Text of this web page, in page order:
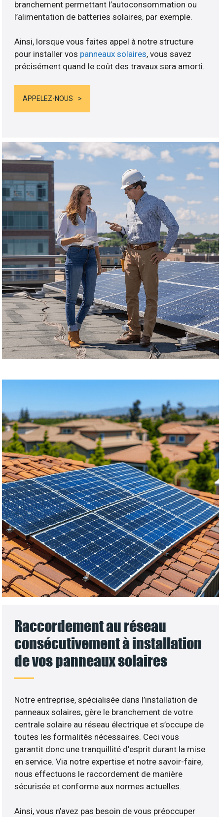
branchement permettant l’autoconsommation ou
l’alimentation de batteries solaires, par exemple.
Ainsi, lorsque vous faites appel à notre structure
pour installer vos panneaux solaires, vous savez
précisément quand le coût des travaux sera amorti.
APPELEZ-NOUS
Raccordement au réseau
consécutivement à installation
de vos panneaux solaires
Notre entreprise, spécialisée dans l’installation de
panneaux solaires, gère le branchement de votre
centrale solaire au réseau électrique et s’occupe de
toutes les formalités nécessaires. Ceci vous
garantit donc une tranquillité d’esprit durant la mise
en service. Via notre expertise et notre savoir-faire,
nous effectuons le raccordement de manière
sécurisée et conforme aux normes actuelles.
Ainsi, vous n’avez pas besoin de vous préoccuper